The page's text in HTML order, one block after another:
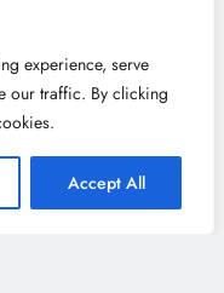
experience, serve
our traffic. By clicking
Accept All